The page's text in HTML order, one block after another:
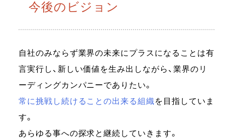
今後のビジョン
自社のみならず業界の未来にプラスになることは有
言実行し、新しい価値を生み出しながら、業界のリ
ーディングカンパニーでありたい。
常に挑戦し続けることの出来る組織を目指していま
す。
あらゆる事への探求と継続していきます。